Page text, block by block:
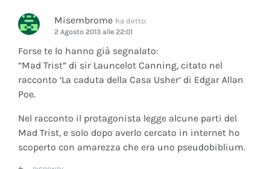
Misembrome ha detto:
2 Agosto 2013 alle 22:01
Forse te lo hanno già segnalato:
“Mad Trist” di sir Launcelot Canning, citato nel
racconto ‘La caduta della Casa Usher’ di Edgar Allan
Poe.
Nel racconto il protagonista legge alcune parti del
Mad Trist, e solo dopo averlo cercato in internet ho
scoperto con amarezza che era uno pseudobiblium.